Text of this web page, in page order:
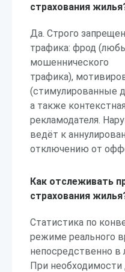
страхования
Да. Строго
трафика: фрод
мошеннического
трафика),
(стимулированные
а также
рекламодателя.
ведёт к
отключению от
Как отслеживать
страхования
Статистика по
режиме реального
непосредственно в
При